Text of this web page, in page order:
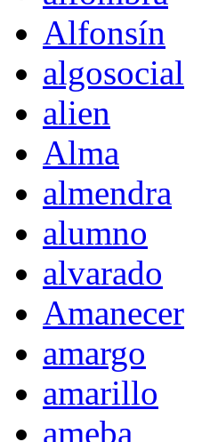
Alfonsín
algosocial
alien
Alma
almendra
alumno
alvarado
Amanecer
amargo
amarillo
ameba